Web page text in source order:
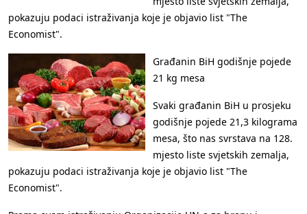
pokazuju podaci istraživanja koje je objavio list "The
Economist".
Građanin BiH godišnje pojede
21 kg mesa
Svaki građanin BiH u prosjeku
godišnje pojede 21,3 kilograma
mesa, što nas svrstava na 128.
mjesto liste svjetskih zemalja,
pokazuju podaci istraživanja koje je objavio list "The
Economist".